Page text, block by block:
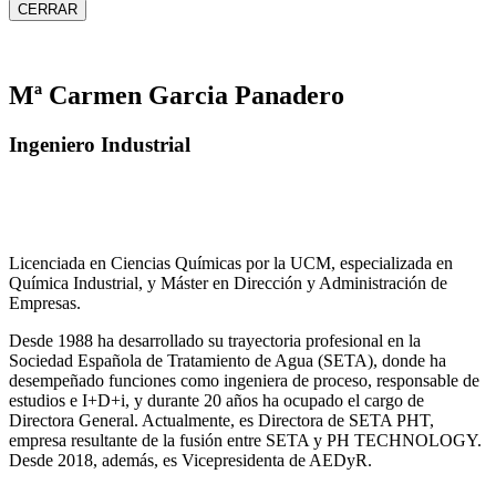
CERRAR
Mª Carmen Garcia Panadero
Ingeniero Industrial
Licenciada en Ciencias Químicas por la UCM, especializada en
Química Industrial, y Máster en Dirección y Administración de
Empresas.
Desde 1988 ha desarrollado su trayectoria profesional en la
Sociedad Española de Tratamiento de Agua (SETA), donde ha
desempeñado funciones como ingeniera de proceso, responsable de
estudios e I+D+i, y durante 20 años ha ocupado el cargo de
Directora General. Actualmente, es Directora de SETA PHT,
empresa resultante de la fusión entre SETA y PH TECHNOLOGY.
Desde 2018, además, es Vicepresidenta de AEDyR.